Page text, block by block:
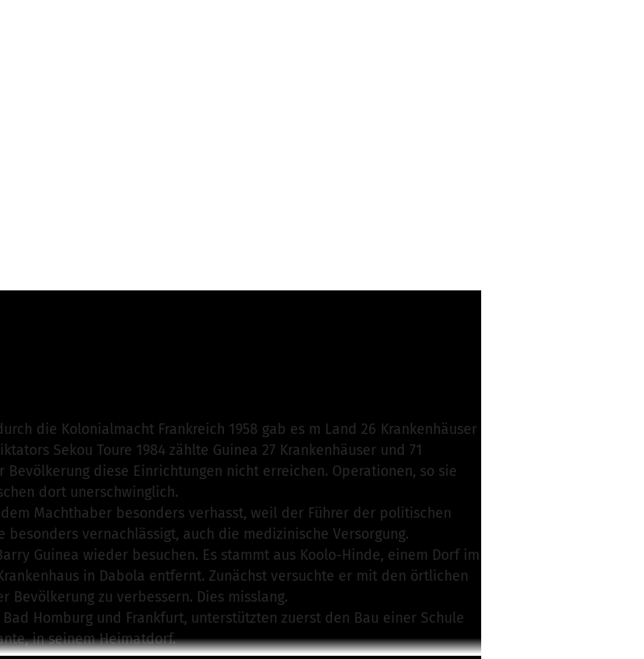
die Kolonialmacht Frankreich 1958 gab es m Land 26 Krankenhäuser
Sekou Toure 1984 zählte Guinea 27 Krankenhäuser und 71
diese Einrichtungen nicht erreichen. Operationen, so sie
dort unerschwinglich.
Machthaber besonders verhasst, weil der Führer der politischen
vernachlässigt, auch die medizinische Versorgung.
Guinea wieder besuchen. Es stammt aus Koolo-Hinde, einem Dorf im
in Dabola entfernt. Zunächst versuchte er mit den örtlichen
Bevölkerung zu verbessern. Dies misslang.
Homburg und Frankfurt, unterstützten zuerst den Bau einer Schule
in seinem Heimatdorf.